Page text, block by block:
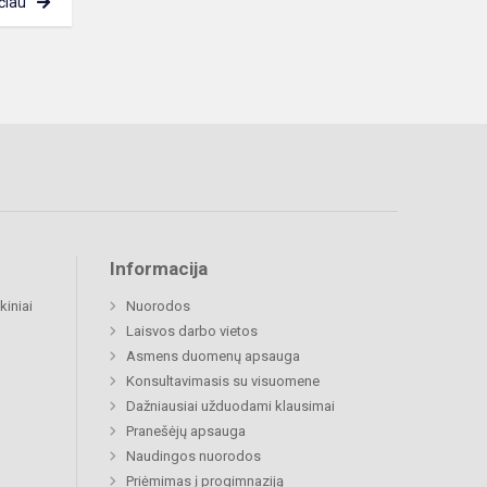
Informacija
Nuorodos
Laisvos darbo vietos
Asmens duomenų apsauga
Konsultavimasis su visuomene
Dažniausiai užduodami klausimai
Pranešėjų apsauga
Naudingos nuorodos
Priėmimas į progimnaziją